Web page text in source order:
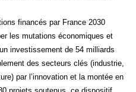
financés par France 2030
les mutations économiques et
investissement de 54 milliards
des secteurs clés (industrie,
par l’innovation et la montée en